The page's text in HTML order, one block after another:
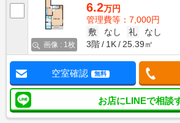
画像 : 1枚
6.2万円
管理費等：7,000円
敷
なし 礼
なし
3階
1K 25.39㎡
空室確認 無料
お店にLINEで相談